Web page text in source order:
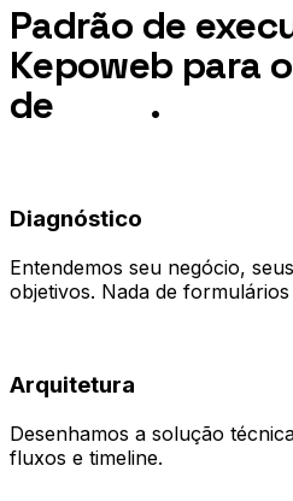
Padrão de
Kepoweb para
de
.
Diagnóstico
Entendemos seu negócio,
objetivos. Nada de
Arquitetura
Desenhamos a solução
fluxos e timeline.